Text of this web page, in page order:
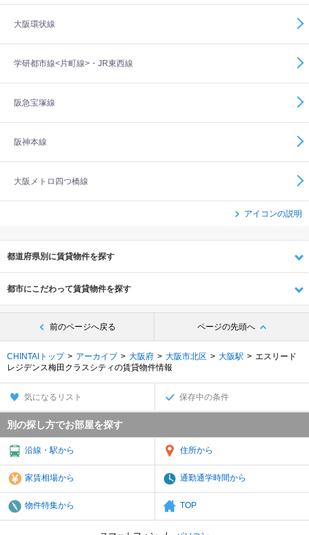
大阪環状線
学研都市線<片町線>・JR東西線
阪急宝塚線
阪神本線
大阪メトロ四つ橋線
アイコンの説明
都道府県別に賃貸物件を探す
都市にこだわって賃貸物件を探す
前のページへ戻る ページの先頭へ
CHINTAIトップ アーカイブ 大阪府 大阪市北区 大阪駅
エスリード
レジデンス梅田クラスシティの賃貸物件情報
気になるリスト 保存中の条件
別の探し方でお部屋を探す
沿線・駅から 住所から
家賃相場から 通勤通学時間から
物件特集から TOP